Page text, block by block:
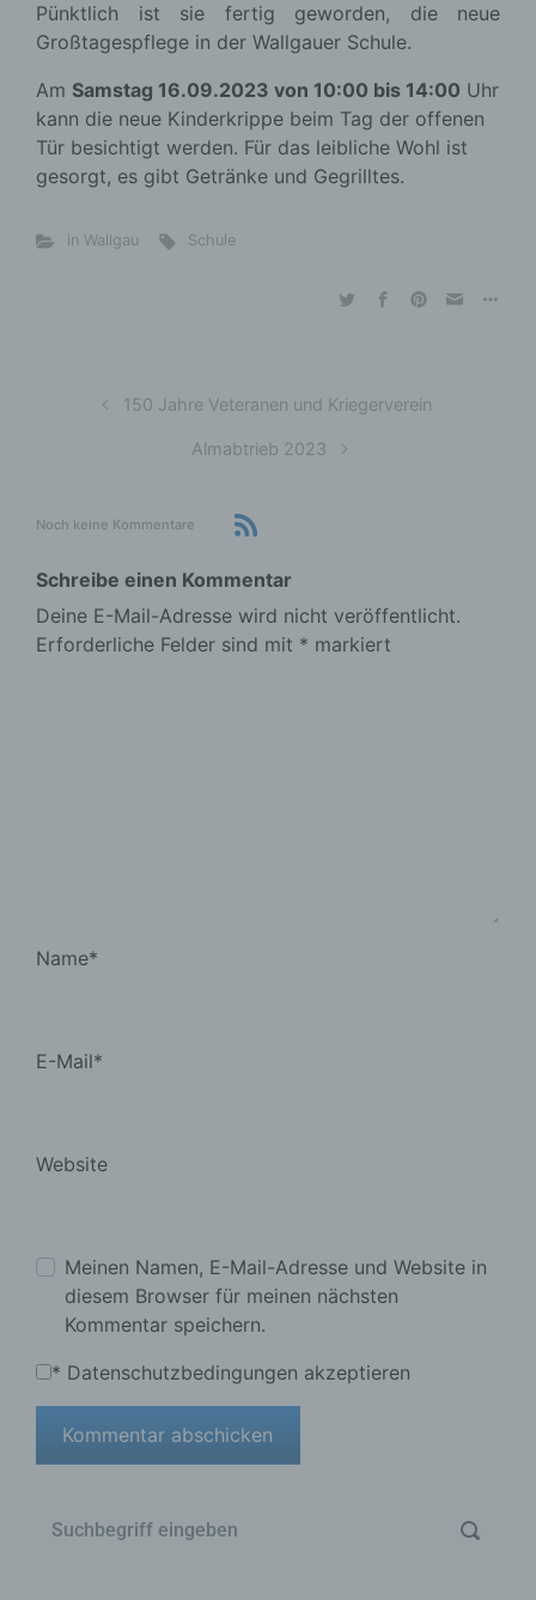
Pünktlich ist sie fertig geworden, die neue
Großtagespflege in der Wallgauer Schule.
Am Samstag 16.09.2023 von 10:00 bis 14:00 Uhr
kann die neue Kinderkrippe beim Tag der offenen
Tür besichtigt werden. Für das leibliche Wohl ist
gesorgt, es gibt Getränke und Gegrilltes.
in Wallgau Schule
150 Jahre Veteranen und Kriegerverein
Almabtrieb 2023
Noch keine Kommentare
Schreibe einen Kommentar
Deine E-Mail-Adresse wird nicht veröffentlicht.
Erforderliche Felder sind mit * markiert
Name*
E-Mail*
Website
Meinen Namen, E-Mail-Adresse und Website in
diesem Browser für meinen nächsten
Kommentar speichern.
* Datenschutzbedingungen akzeptieren